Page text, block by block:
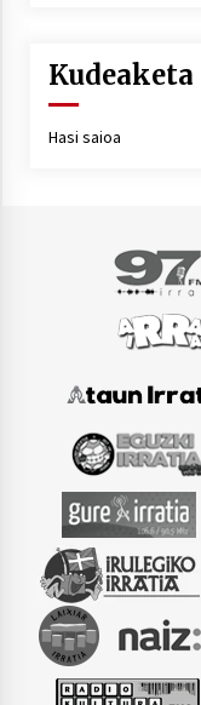
Kudeaketa
Hasi saioa